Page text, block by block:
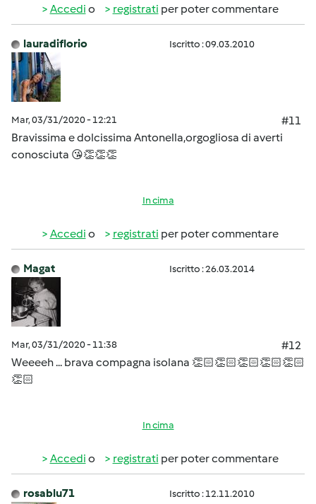
Accedi o registrati per poter commentare
lauradiflorio Iscritto : 09.03.2010
Mar, 03/31/2020 - 12:21
#11
Bravissima e dolcissima Antonella,orgogliosa di averti
conosciuta 😘👏👏👏
In cima
Accedi o registrati per poter commentare
Magat Iscritto : 26.03.2014
Mar, 03/31/2020 - 11:38
#12
Weeeeh ... brava compagna isolana 👏🏻👏🏻👏🏻👏🏻👏🏻
👏🏻
In cima
Accedi o registrati per poter commentare
rosablu71 Iscritto : 12.11.2010